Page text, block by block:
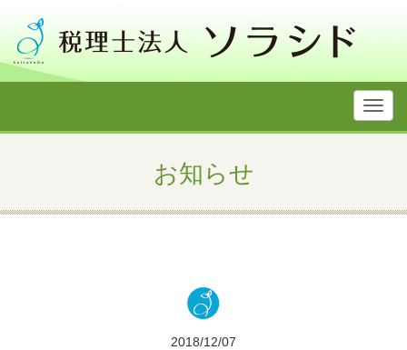
お知らせ
2018/12/07